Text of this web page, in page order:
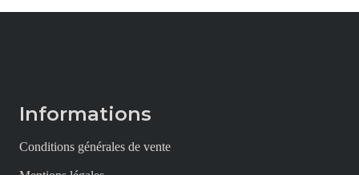
Informations
Conditions générales de vente